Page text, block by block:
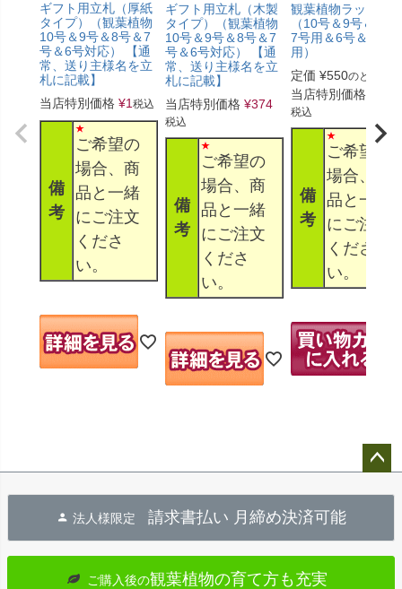
ギフト用立札（厚紙
タイプ）（観葉植物
10号＆9号＆8号＆7
号＆6号対応） 【通
常、送り主様名を立
札に記載】
当店特別価格 ¥1税込
備
考
ご希望の
場合、商
品と一緒
にご注文
くださ
い。
ギフト用立札（木製
タイプ）（観葉植物
10号＆9号＆8号＆7
号＆6号対応） 【通
常、送り主様名を立
札に記載】
当店特別価格 ¥374
税込
備
考
ご希望の
場合、商
品と一緒
にご注文
くださ
い。
観葉植物ラッピン
（10号＆9号＆8号
7号用＆6号＆5号
用）
定価 ¥550のところ
当店特別価格
税込
備
考
ご希望の
場合、商
品と一緒
にご注文
くださ
い。
へ
法人様限定 請求書払い 月締め決済可能
ご購入後の観葉植物の育て方も充実